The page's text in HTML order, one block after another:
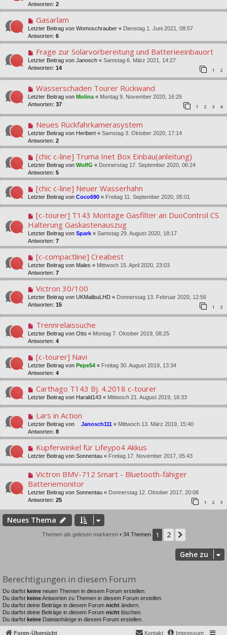
Antworten: 2
Gasarlam
Letzter Beitrag von Womoschrauber « Dienstag 1. Juni 2021, 08:57
Antworten: 6
Frage zur Solarvorbereitung und Batterieeinbauort
Letzter Beitrag von Janosch « Samstag 6. März 2021, 14:27
Antworten: 14 1 2
Wasserschaden Tourer Rückwand
Letzter Beitrag von Molina « Montag 9. November 2020, 16:25
Antworten: 37 1 2 3 4
Neues Rückfahrkamerasystem
Letzter Beitrag von Heribert « Samstag 3. Oktober 2020, 17:14
Antworten: 2
[chic c-line] Truma Inet Box Einbau(anleitung)
Letzter Beitrag von WolfG « Donnerstag 17. September 2020, 06:24
Antworten: 5
[chic c-line] Neuer Wasserhahn
Letzter Beitrag von Coco690 « Freitag 11. September 2020, 05:01
[c-tourer] T143 Montage Gasfilter an DuoControl CS
Halterung Gaskastenauszug
Letzter Beitrag von Spark « Samstag 29. August 2020, 18:17
Antworten: 7
[c-compactline] Creabest
Letzter Beitrag von Males « Mittwoch 15. April 2020, 23:03
Antworten: 7
Victron 30/100
Letzter Beitrag von UKMalibuLHD « Donnerstag 13. Februar 2020, 12:56
Antworten: 15 1 2
Trennrelaissuche
Letzter Beitrag von Otto « Montag 7. Oktober 2019, 08:25
Antworten: 4
[c-tourer] Navi
Letzter Beitrag von Pepe54 « Freitag 30. August 2019, 13:34
Antworten: 4
Carthago T143 Bj. 4.2018 c-tourer
Letzter Beitrag von Harald143 « Mittwoch 21. August 2019, 16:33
Lars in Action
Letzter Beitrag von Janosch111 « Mittwoch 13. März 2019, 15:40
Antworten: 8
Kupferwinkel für Lifeypo4 Akkus
Letzter Beitrag von Sonnentau « Freitag 17. November 2017, 05:43
Victron BMV-712 Smart - Bluetooth-fähiger
Batteriemonitor
Letzter Beitrag von Sonnentau « Donnerstag 12. Oktober 2017, 20:08
Antworten: 25 1 2 3
Neues Thema
Themen als gelesen markieren• 34 Themen 1 2
Gehe zu
Berechtigungen in diesem Forum
Du darfst keine neuen Themen in diesem Forum erstellen.
Du darfst keineAntworten zu Themen in diesem Forum erstellen.
Du darfst deine Beiträge in diesem Forum nicht ändern.
Du darfst deine Beiträge in diesem Forum nicht löschen.
Du darfst keine Dateianhänge in diesem Forum erstellen.
Foren-Übersicht Impressum
Kontakt